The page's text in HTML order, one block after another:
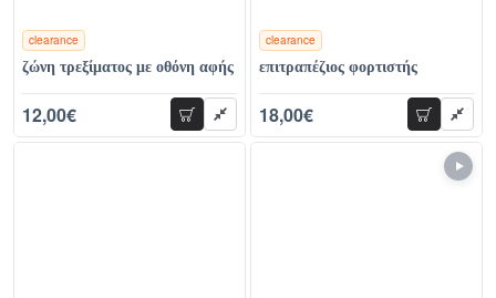
clearance
χρώματα
ζώνη τρεξίματος με οθόνη αφής
12,00€ προσθήκη
clearance
χρώματα
επιτραπέζιος φορτιστής
18,00€ προσθήκη